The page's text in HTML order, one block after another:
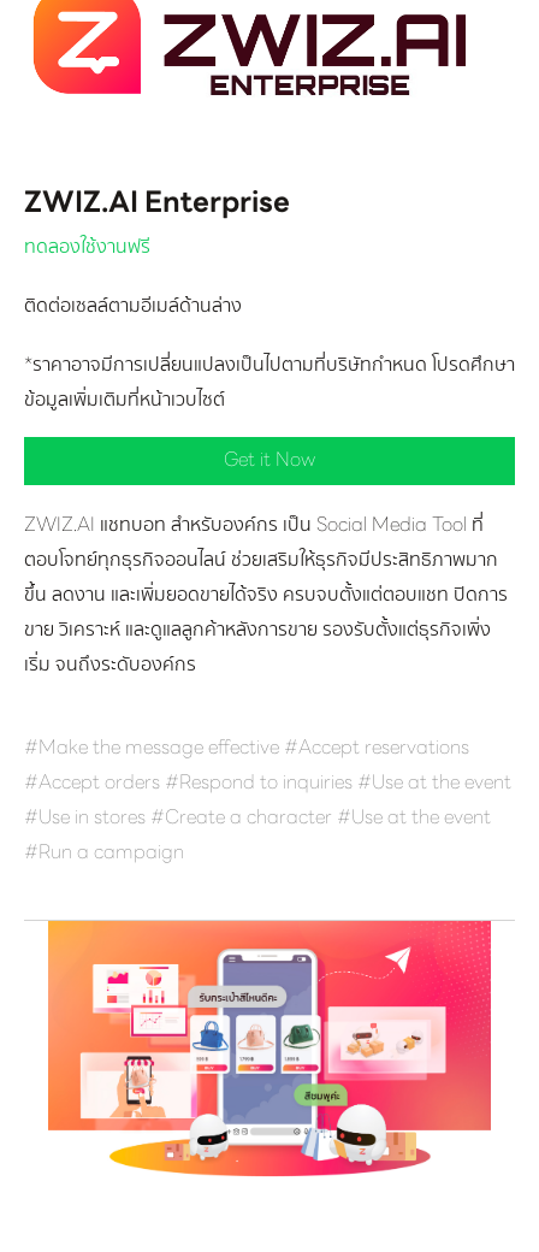
ZWIZ.AI Enterprise
ทดลองใช้งานฟรี
ติดต่อเซลล์ตามอีเมล์ด้านล่าง
*ราคาอาจมีการเปลี่ยนแปลงเป็นไปตามที่บริษัทกำหนด โปรดศึกษา
ข้อมูลเพิ่มเติมที่หน้าเวบไซต์
Get it Now
ZWIZ.AI แชทบอท สำหรับองค์กร เป็น Social Media Tool ที่
ตอบโจทย์ทุกธุรกิจออนไลน์ ช่วยเสริมให้ธุรกิจมีประสิทธิภาพมาก
ขึ้น ลดงาน และเพิ่มยอดขายได้จริง ครบจบตั้งแต่ตอบแชท ปิดการ
ขาย วิเคราะห์ และดูแลลูกค้าหลังการขาย รองรับตั้งแต่ธุรกิจเพิ่ง
เริ่ม จนถึงระดับองค์กร
#Make the message effective #Accept reservations
#Accept orders #Respond to inquiries #Use at the event
#Use in stores #Create a character #Use at the event
#Run a campaign